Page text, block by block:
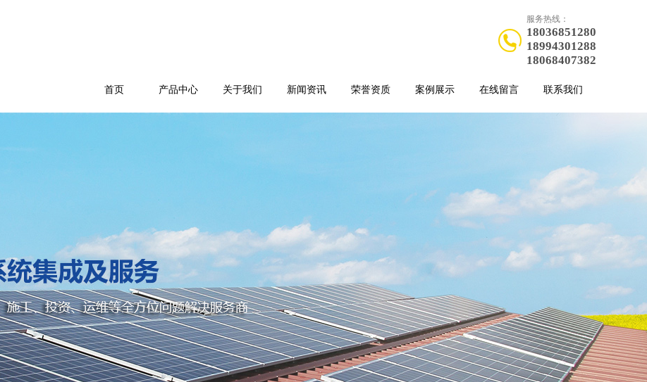
服务热线：
18036851280
18994301288
18068407382
首页 产品中心 关于我们 新闻资讯 荣誉资质 案例展示 在线留言 联系我们